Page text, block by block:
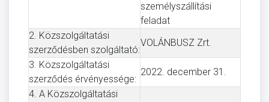
személyszállítási
feladat
2. Közszolgáltatási
szerződésben szolgáltató:
VOLÁNBUSZ Zrt.
3. Közszolgáltatási
szerződés érvényessége:
2022. december 31.
4. A Közszolgáltatási